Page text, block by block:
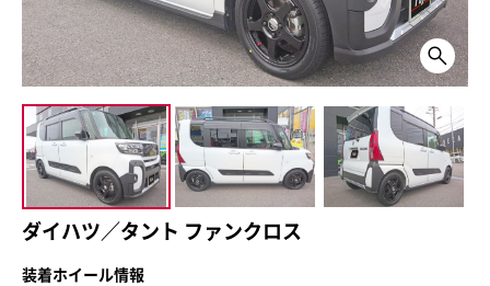
ダイハツ／タント ファンクロス
装着ホイール情報